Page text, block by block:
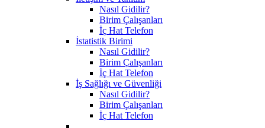
Nasıl Gidilir?
Birim Çalışanları
İç Hat Telefon
İstatistik Birimi
Nasıl Gidilir?
Birim Çalışanları
İç Hat Telefon
İş Sağlığı ve Güvenliği
Nasıl Gidilir?
Birim Çalışanları
İç Hat Telefon